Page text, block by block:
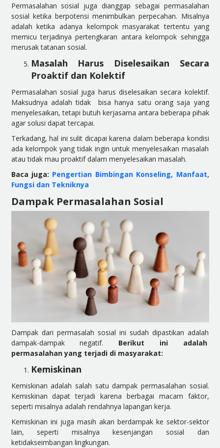
Permasalahan sosial juga dianggap sebagai permasalahan
sosial ketika berpotensi menimbulkan perpecahan. Misalnya
adalah ketika adanya kelompok masyarakat tertentu yang
memicu terjadinya pertengkaran antara kelompok sehingga
merusak tatanan sosial.
Masalah Harus Diselesaikan Secara
Proaktif dan Kolektif
Permasalahan sosial juga harus diselesaikan secara kolektif.
Maksudnya adalah tidak bisa hanya satu orang saja yang
menyelesaikan, tetapi butuh kerjasama antara beberapa pihak
agar solusi dapat tercapai.
Terkadang, hal ini sulit dicapai karena dalam beberapa kondisi
ada kelompok yang tidak ingin untuk menyelesaikan masalah
atau tidak mau proaktif dalam menyelesaikan masalah.
Baca juga: Pengertian Bimbingan Konseling, Manfaat,
Fungsi dan Tekniknya
Dampak Permasalahan Sosial
Dampak dari permasalah sosial ini sudah dipastikan adalah
dampak-dampak negatif. Berikut ini adalah
permasalahan yang terjadi di masyarakat:
Kemiskinan
Kemiskinan adalah salah satu dampak permasalahan sosial.
Kemiskinan dapat terjadi karena berbagai macam faktor,
seperti misalnya adalah rendahnya lapangan kerja.
Kemiskinan ini juga masih akan berdampak ke sektor-sektor
lain, seperti misalnya kesenjangan sosial dan
ketidakseimbangan lingkungan.